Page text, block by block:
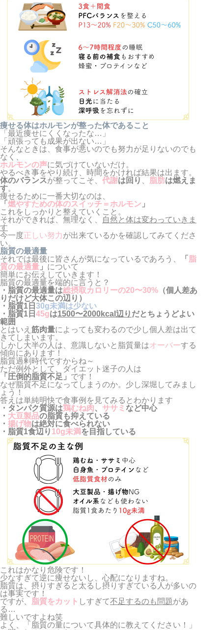
痩せる体はホルモンが整った体であること
「最近痩せにくくなったな…」
「頑張っても成果が出ない…」
そんなときは、食事が悪いのでも努力が足りないのでも
なく、
ホルモンの声に気づけていないだけ。
やるべき事をやり続け、時間をかければ結果は出ます。
体のバランスが整ってこそ、 代謝は回り 脂肪は燃えま
す。
痩せるために一番大切なのは、
「 燃やすための体のスイッチ＝ホルモン 」
これをしっかりと整えていくこと。
それができれば、無理なく、
自然と体は変わっていきま
す
今一度正しい努力が出来ているかを確認してみてくださ
い。
脂質の最適量
それでは最後に皆さんが気になっているであろう、
「 脂
質の最適量 」 について
簡単にお伝えしていきます！
脂質の最適量を端的に言うと？
・脂質の最適量は総摂取カロリーの20〜30% （個人差あ
りだけど大体この辺り）
・脂質1日 30g未満は少ない
・脂質1日 45gは1500〜2000kcal辺り だとちょうどよい
範囲
とはいえ 筋肉量によっても変わるので少し個人差は出て
きてしまいます。
しかし大半の人は、意識しないと脂質量はオーバーする
傾向にあります！
脂質過剰時代ですからね～
ただ例外として、ダイエット迷子の人は
「圧倒的脂質不足」 です！
なぜ脂質不足になってしまうのか。少し深堀してみまし
ょう！
答えは単純明快で食事例を見てみるとわかります
・タンパク質源は鶏むね肉、 ササミ など中心
・ 大豆製品の脂質も抑えている
・ 揚げ物は絶対に食べられない
・脂質1食辺り 10g未満を目指している
これはかなり危険です！
少なすぎて逆に痩せないし、心配になりますね。
脂質は、摂りすぎると太るし摂りすぎている人が多いの
は事実です！
ですが、
脂質をカット しすぎて不足するのも問題があ
る…
難しいですよね笑
よく、「脂質の量について具体的に教えてください！」
ダイエットと脂質
腹部膨満感・その他の不調の繋がり
ホルモンバランスの乱れ